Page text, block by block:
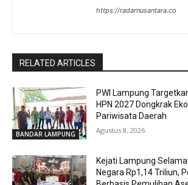
https://radarnusantara.co
RELATED ARTICLES
BANDAR LAMPUNG
PWI Lampung
HPN 2027 Dongkrak
Pariwisata Daerah
Agustus 8, 2026
Kejati Lampung
Negara Rp1,14 Triliun,